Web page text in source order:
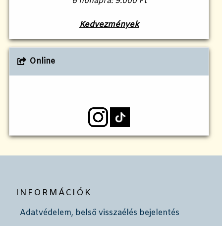
Kedvezmények
Online
INFORMÁCIÓK
Adatvédelem, belső visszaélés bejelentés